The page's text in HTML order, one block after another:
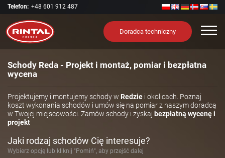
Telefon: +48 601 912 487
Doradca techniczny
Schody Reda - Projekt i montaż, pomiar i bezpłatna
wycena
Projektujemy i montujemy schody w Redzie i okolicach. Poznaj
koszt wykonania schodów i umów się na pomiar z naszym doradcą
w Twojej miejscowości. Zamów schody i zyskaj bezpłatną wycenę i
projekt
Jaki rodzaj schodów Cię interesuje?
Wybierz opcję lub kliknij "Pomiń", aby przejść dalej